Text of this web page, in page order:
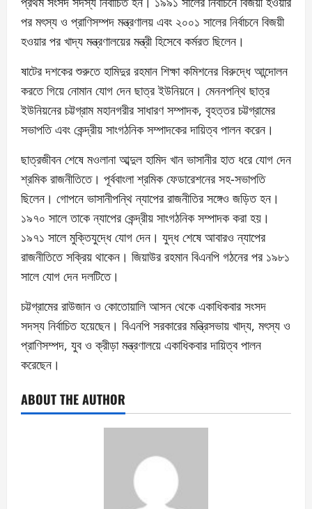
পর মৎস্য ও প্রাণিসম্পদ মন্ত্রণালয় এবং ২০০১ সালের নির্বাচনে বিজয়ী
হওয়ার পর খাদ্য মন্ত্রণালয়ের মন্ত্রী হিসেবে কর্মরত ছিলেন।
ষাটের দশকের শুরুতে হামিদুর রহমান শিক্ষা কমিশনের বিরুদ্ধে আন্দোলন
করতে গিয়ে নোমান যোগ দেন ছাত্র ইউনিয়নে। মেননপন্থি ছাত্র
ইউনিয়নের চট্টগ্রাম মহানগরীর সাধারণ সম্পাদক, বৃহত্তর চট্টগ্রামের
সভাপতি এবং কেন্দ্রীয় সাংগঠনিক সম্পাদকের দায়িত্ব পালন করেন।
ছাত্রজীবন শেষে মওলানা আব্দুল হামিদ খান ভাসানীর হাত ধরে যোগ দেন
শ্রমিক রাজনীতিতে। পূর্ববাংলা শ্রমিক ফেডারেশনের সহ-সভাপতি
ছিলেন। গোপনে ভাসানীপন্থি ন্যাপের রাজনীতির সঙ্গেও জড়িত হন।
১৯৭০ সালে তাকে ন্যাপের কেন্দ্রীয় সাংগঠনিক সম্পাদক করা হয়।
১৯৭১ সালে মুক্তিযুদ্ধে যোগ দেন। যুদ্ধ শেষে আবারও ন্যাপের
রাজনীতিতে সক্রিয় থাকেন। জিয়াউর রহমান বিএনপি গঠনের পর ১৯৮১
সালে যোগ দেন দলটিতে।
চট্টগ্রামের রাউজান ও কোতোয়ালি আসন থেকে একাধিকবার সংসদ
সদস্য নির্বাচিত হয়েছেন। বিএনপি সরকারের মন্ত্রিসভায় খাদ্য, মৎস্য ও
প্রাণিসম্পদ, যুব ও ক্রীড়া মন্ত্রণালয়ে একাধিকবার দায়িত্ব পালন
করেছেন।
ABOUT THE AUTHOR